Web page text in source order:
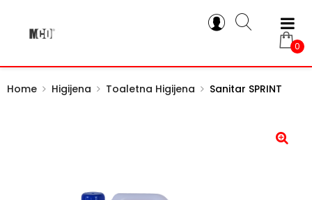
0
Home Higijena Toaletna Higijena Sanitar SPRINT